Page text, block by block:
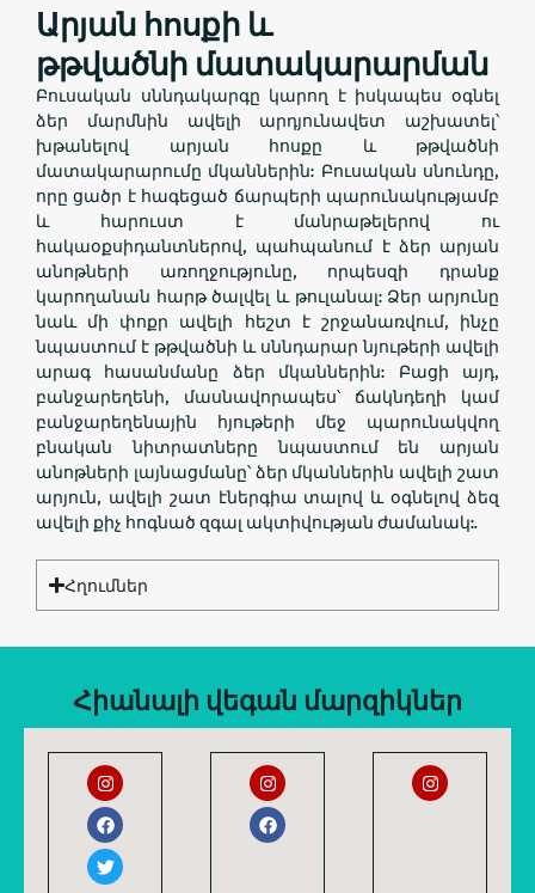
Արյան հոսքի և
թթվածնի մատակարարման
Բուսական սննդակարգը կարող է իսկապես օգնել
ձեր մարմնին ավելի արդյունավետ աշխատել՝
խթանելով արյան հոսքը և թթվածնի
մատակարարումը մկաններին: Բուսական սնունդը,
որը ցածր է հագեցած ճարպերի պարունակությամբ
և հարուստ է մանրաթելերով ու
հակաօքսիդանտներով, պահպանում է ձեր արյան
անոթների առողջությունը, որպեսզի դրանք
կարողանան հարթ ծալվել և թուլանալ: Ձեր արյունը
նաև մի փոքր ավելի հեշտ է շրջանառվում, ինչը
նպաստում է թթվածնի և սննդարար նյութերի ավելի
արագ հասանմանը ձեր մկաններին: Բացի այդ,
բանջարեղենի, մասնավորապես՝ ճակնդեղի կամ
բանջարեղենային հյութերի մեջ պարունակվող
բնական նիտրատները նպաստում են արյան
անոթների լայնացմանը՝ ձեր մկաններին ավելի շատ
արյուն, ավելի շատ էներգիա տալով և օգնելով ձեզ
ավելի քիչ հոգնած զգալ ակտիվության ժամանակ:.
Հղումներ
Հիանալի վեգան մարզիկներ